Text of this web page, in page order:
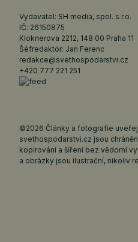
Vydavatel: SH media, spol. s r.o.
IČ: 26150875
Kloknerova 2212, 148 00 Praha 11
Šéfredaktor: Jan Ferenc
redakce@svethospodarstvi.cz
+420 777 221 251
©2026 Články a fotografie
svethospodarstvi.cz jsou
kopírování a šíření bez vědomí
a obrázky jsou ilustrační, nikoliv